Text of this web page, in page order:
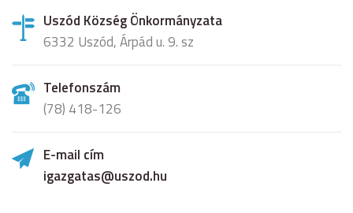
Uszód Község Önkormányzata
6332 Uszód, Árpád u. 9. sz
Telefonszám
(78) 418-126
E-mail cím
igazgatas@uszod.hu